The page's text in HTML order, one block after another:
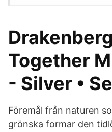
Together
- Silver •
Föremål från naturen
grönska formar den